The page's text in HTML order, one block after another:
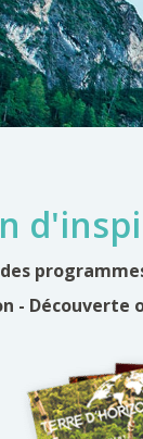
- Découverte